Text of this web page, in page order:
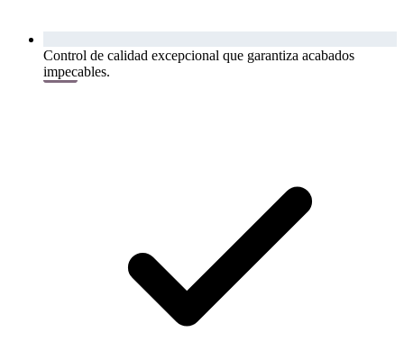
Control de calidad excepcional que garantiza acabados
impecables.